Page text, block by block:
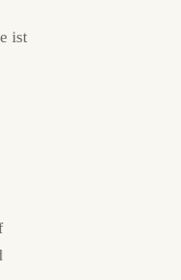
ist